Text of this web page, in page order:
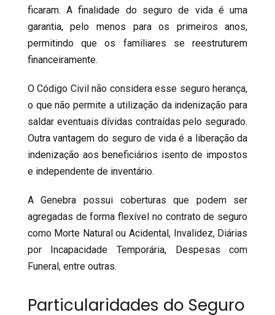
ficaram. A finalidade do seguro de vida é uma
garantia, pelo menos para os primeiros anos,
permitindo que os familiares se reestruturem
financeiramente.
O Código Civil não considera esse seguro herança,
o que não permite a utilização da indenização para
saldar eventuais dívidas contraídas pelo segurado.
Outra vantagem do seguro de vida é a liberação da
indenização aos beneficiários isento de impostos
e independente de inventário.
A Genebra possui coberturas que podem ser
agregadas de forma flexível no contrato de seguro
como Morte Natural ou Acidental, Invalidez, Diárias
por Incapacidade Temporária, Despesas com
Funeral, entre outras.
Particularidades do Seguro